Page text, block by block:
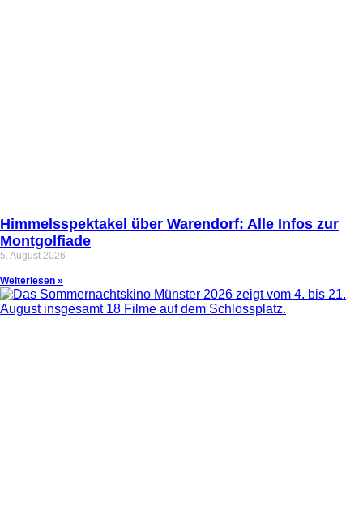
Himmelsspektakel über Warendorf: Alle Infos zur
Montgolfiade
5. August 2026
Weiterlesen »